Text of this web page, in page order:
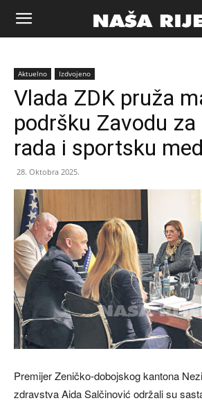
Naša
riječ
Zenica
Aktuelno Izdvojeno
Vlada ZDK pruža
podršku Zavodu za
rada i sportsku
28. Oktobra 2025.
Premijer Zeničko-dobojskog kantona
zdravstva Aida Salčinović održali su